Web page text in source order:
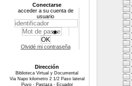
Conectarse
acceder a su cuenta de
usuario
Olvidé mi contraseña
Dirección
Biblioteca Virtual y Documental
Via Napo kilometro 2 1/2 Paso lateral
Puyo - Pastaza - Ecuador